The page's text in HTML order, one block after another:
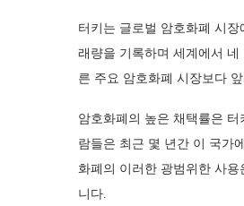
터키는 글로벌 암호화폐 시장
래량을 기록하며 세계에서
른 주요 암호화폐 시장보다
암호화폐의 높은 채택률은
람들은 최근 몇 년간 이 국가
화폐의 이러한 광범위한 사
니다.